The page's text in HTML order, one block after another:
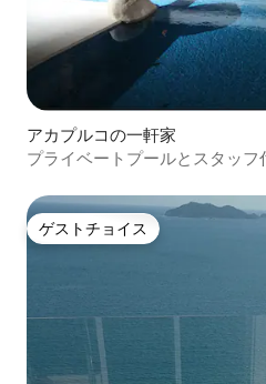
アカプルコの一軒家
プライベートプールとスタッフ
ゲストチョイス
ゲストチョイス